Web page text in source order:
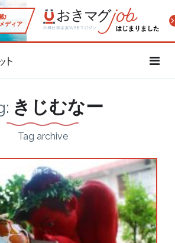
!
ディア
きじむなー
Tag archive